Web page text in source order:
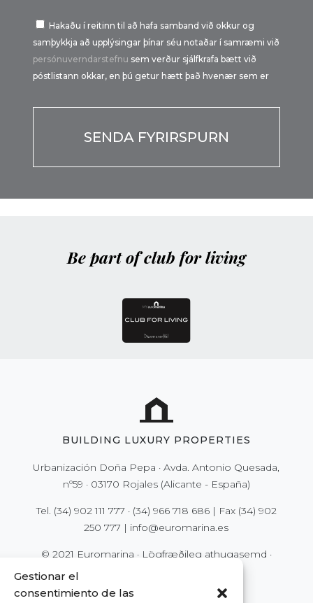
Gestionar el
consentimiento de las
Hakaðu í reitinn til að hafa samband við okkur og
samþykkja að upplýsingar þínar séu notaðar í samræmi við
persónuverndarstefnu sem verður sjálfkrafa bætt við
póstlistann okkar, en þú getur hætt það hvenær sem er
Be part of club for living
BUILDING LUXURY PROPERTIES
Urbanización Doña Pepa · Avda. Antonio Quesada,
nº59 · 03170 Rojales (Alicante - España)
Tel. (34) 902 111 777 · (34) 966 718 686| Fax (34) 902
250 777 | info@euromarina.es
© 2021 Euromarina · Lögfræðileg athugasemd ·
Persónuvernd